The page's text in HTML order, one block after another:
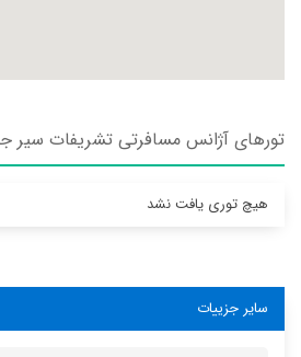
تورهای آژانس مسافرتی تشريفات سير
هیچ توری یافت نشد
سایر جزییات